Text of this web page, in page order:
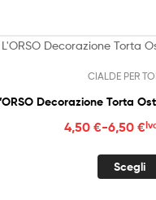
CIALDE PER
4,50 €-6,50 €
Scegli